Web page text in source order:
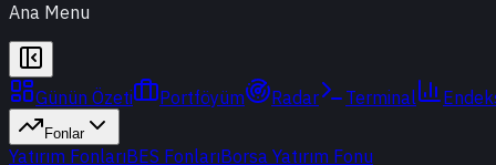
Ana Menu
Günün Özeti Portföyüm Radar Terminal
Fonlar
Yatırım FonlarıBES FonlarıBorsa Yatırım Fonu